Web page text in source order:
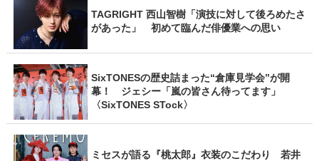
TAGRIGHT 西山智樹「演技に対して後ろめたさ
があった」 初めて臨んだ俳優業への思い
SixTONESの歴史詰まった“倉庫見学会”が開
幕！ ジェシー「嵐の皆さん待ってます」
〈SixTONES STock〉
ミセスが語る『桃太郎』衣装のこだわり 若井